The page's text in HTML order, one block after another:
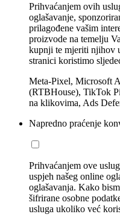
Prihvaćanjem ovih
oglašavanje,
prilagođene vašim
proizvode na temelju
kupnji te mjeriti njihov
stranici koristimo
Meta-Pixel, Microsoft
(RTBHouse), TikTok
na klikovima, Ads
Napredno praćenje
Prihvaćanjem ove
uspjeh našeg online
oglašavanja. Kako
šifrirane osobne
usluga ukoliko već